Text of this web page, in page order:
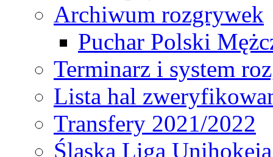
Archiwum rozgrywek
Puchar Polski
Terminarz i system
Lista hal
Transfery 2021/2022
Śląska Liga Unihokeja